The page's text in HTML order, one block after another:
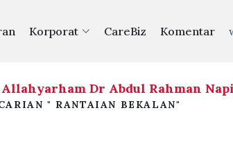
Korporat CareBiz Komentar
Dr Abdul Rahman Napiah
" RANTAIAN BEKALAN"